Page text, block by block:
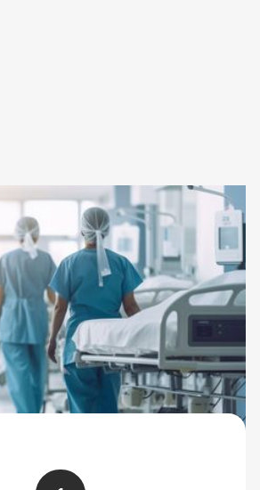
fonctionne
?
zéro créneau perdu et
supplémentaire.